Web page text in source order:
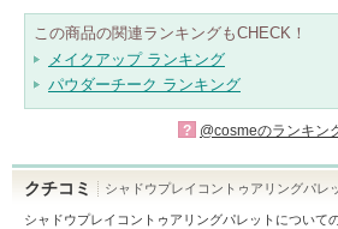
この商品の関連ランキングもCHECK！
メイクアップ ランキング
パウダーチーク ランキング
? @cosmeのランキン
クチコミ シャドウプレイコントゥアリングパレ
シャドウプレイコントゥアリングパレット について